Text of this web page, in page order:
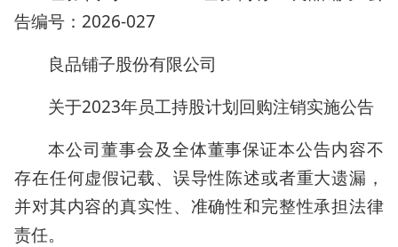
告编号：2026-027
良品铺子股份有限公司
关于2023年员工持股计划回购注销实施公告
本公司董事会及全体董事保证本公告内容不
存在任何虚假记载、误导性陈述或者重大遗漏，
并对其内容的真实性、准确性和完整性承担法律
责任。